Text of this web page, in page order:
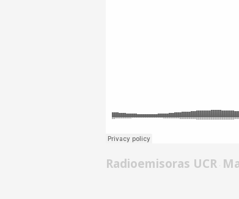
Radioemisoras UCR ·